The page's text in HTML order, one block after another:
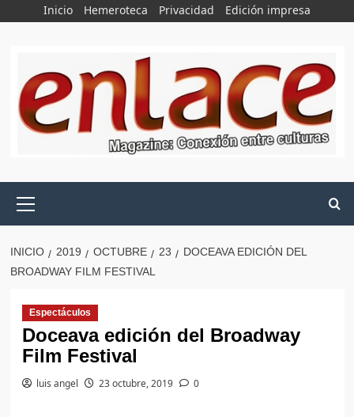
Inicio Hemeroteca Privacidad Edición impresa
principal
INICIO 2019 OCTUBRE 23
DOCEAVA EDICIÓN DEL
BROADWAY FILM FESTIVAL
Espectáculos
Doceava edición del Broadway
Film Festival
luis angel 23 octubre, 2019 0